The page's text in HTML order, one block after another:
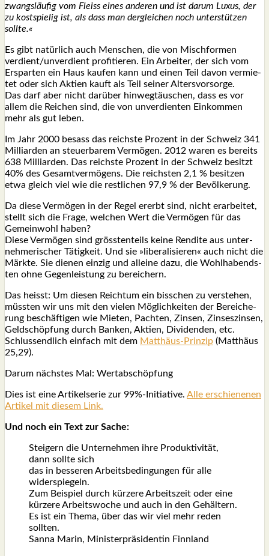
zwangs­läu­fig vom Fleiss eines ande­ren und ist dar­um Luxus, der
zu kost­spie­lig ist, als dass man der­glei­chen noch unter­stüt­zen
soll­te.«
Es gibt natür­lich auch Men­schen, die von Misch­for­men
verdient/unverdient pro­fi­tie­ren. Ein Arbei­ter, der sich vom
Erspar­ten ein Haus kau­fen kann und einen Teil davon ver­mie­
tet oder sich Akti­en kauft als Teil sei­ner Alters­vor­sor­ge.
Das darf aber nicht dar­über hin­weg­täu­schen, dass es vor
allem die Rei­chen sind, die von unver­dien­ten Ein­kom­men
mehr als gut leben.
Im Jahr 2000 besass das reichs­te Pro­zent in der Schweiz 341
Mil­li­ar­den an steu­er­ba­rem Ver­mö­gen. 2012 waren es bereits
638 Mil­li­ar­den. Das reichs­te Pro­zent in der Schweiz besitzt
40% des Gesamt­ver­mö­gens. Die reichs­ten 2,1 % besit­zen
etwa gleich viel wie die rest­li­chen 97,9 % der Bevöl­ke­rung.
Da die­se Ver­mö­gen in der Regel ererbt sind, nicht erar­bei­tet,
stellt sich die Fra­ge, wel­chen Wert die Ver­mö­gen für das
Gemein­wohl haben?
Die­se Ver­mö­gen sind gröss­ten­teils kei­ne Ren­di­te aus unter­
neh­me­ri­scher Tätig­keit. Und sie »libe­ra­li­sie­ren« auch nicht die
Märk­te. Sie die­nen ein­zig und allei­ne dazu, die Wohl­ha­bends­
ten ohne Gegen­leis­tung zu berei­chern.
Das heisst: Um die­sen Reich­tum ein biss­chen zu ver­ste­hen,
müss­ten wir uns mit den vie­len Mög­lich­kei­ten der Berei­che­
rung beschäf­ti­gen wie Mie­ten, Pach­ten, Zin­sen, Zin­ses­zin­sen,
Geld­schöp­fung durch Ban­ken, Akti­en, Divi­den­den, etc.
Schluss­end­lich ein­fach mit dem Mat­thä­us-Prin­zip (Mat­thä­us
25,29).
Dar­um nächs­tes Mal: Wert­ab­schöp­fung
Dies ist eine Arti­kel­se­rie zur 99%-Initiative. Alle erschie­ne­nen
Arti­kel mit die­sem Link.
Und noch ein Text zur Sache:
Stei­gern die Unter­neh­men ihre Pro­duk­ti­vi­tät,
dann soll­te sich
das in bes­se­ren Arbeits­be­din­gun­gen für alle
wider­spie­geln.
Zum Bei­spiel durch kür­ze­re Arbeits­zeit oder eine
kür­ze­re Arbeits­wo­che und auch in den Gehäl­tern.
Es ist ein The­ma, über das wir viel mehr reden
soll­ten.
San­na Marin, Minis­ter­prä­si­den­tin Finn­land